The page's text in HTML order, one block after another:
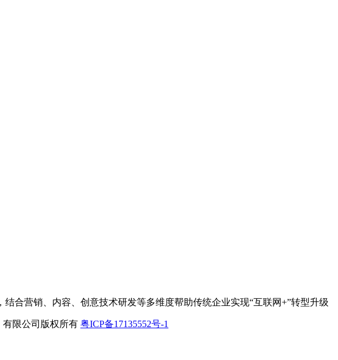
合营销、内容、创意技术研发等多维度帮助传统企业实现“互联网+”转型升级
有限公司版权所有 粤ICP备17135552号-1